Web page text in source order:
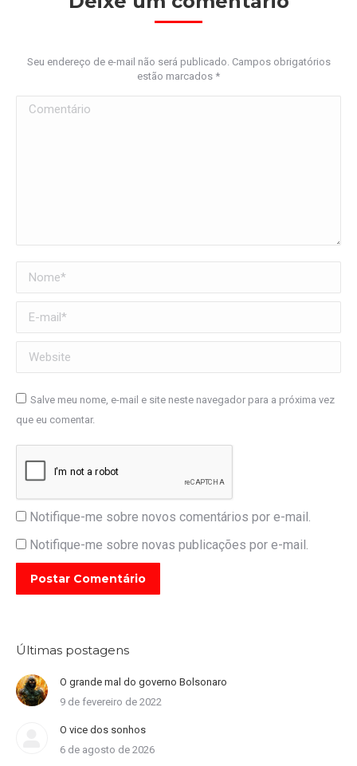
Seu endereço de e-mail não será publicado. Campos obrigatórios
estão marcados *
Comentário
Nome *
E-mail *
Website
Salve meu nome, e-mail e site neste navegador para a próxima vez
que eu comentar.
Notifique-me sobre novos comentários por e-mail.
Notifique-me sobre novas publicações por e-mail.
Postar Comentário
Últimas postagens
O grande mal do governo Bolsonaro
9 de fevereiro de 2022
O vice dos sonhos
6 de agosto de 2026